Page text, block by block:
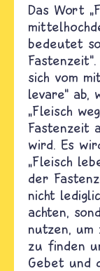
Das Wort
bedeutet
sich vom
levare“ ab,
„Fleisch
Fastenzeit
wird. Es
„Fleisch
der
nicht
achten,
nutzen,
zu finden
Gebet und